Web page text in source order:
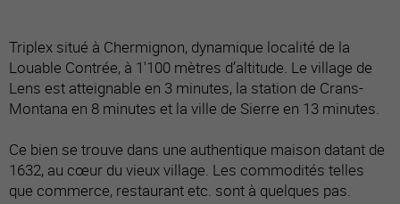
Triplex situé à Chermignon, dynamique localité de la
Louable Contrée, à 1'100 mètres d’altitude. Le village de
Lens est atteignable en 3 minutes, la station de Crans-
Montana en 8 minutes et la ville de Sierre en 13 minutes.
Ce bien se trouve dans une authentique maison datant de
1632, au cœur du vieux village. Les commodités telles
que commerce, restaurant etc. sont à quelques pas.